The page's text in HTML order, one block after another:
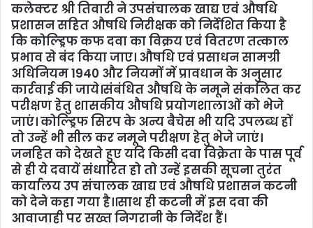
कलेक्टर श्री तिवारी ने उपसंचालक खाद्य एवं औषधि
प्रशासन सहित औषधि निरीक्षक को निर्देशित किया है
कि कोल्ड्रिफ कफ दवा का विक्रय एवं वितरण तत्काल
प्रभाव से बंद किया जाए। औषधि एवं प्रसाधन सामग्री
अधिनियम 1940 और नियमों में प्रावधान के अनुसार
कार्रवाई की जाये।संबंधित औषधि के नमूने संकलित कर
परीक्षण हेतु शासकीय औषधि प्रयोगशालाओं को भेजे
जाएं। कोल्ड्रिफ सिरप के अन्य बैचेस भी यदि उपलब्ध हों
तो उन्हें भी सील कर नमूने परीक्षण हेतु भेजे जाएं।
जनहित को देखते हुए यदि किसी दवा विक्रेता के पास पूर्व
से ही ये दवायें संधारित हो तो उन्हें इसकी सूचना तुरंत
कार्यालय उप संचालक खाद्य एवं औषधि प्रशासन कटनी
को देने कहा गया है।।साथ ही कटनी में इस दवा की
आवाजाही पर सख्त निगरानी के निर्देश हैं।